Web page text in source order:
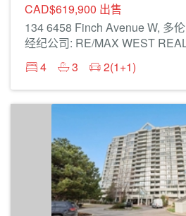
CAD$619,900 出售
134 6458 Finch Avenue W, 多
经纪公司: RE/MAX WEST
4
3 2(1+1)